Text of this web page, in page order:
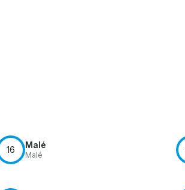
16 Malé
Malé